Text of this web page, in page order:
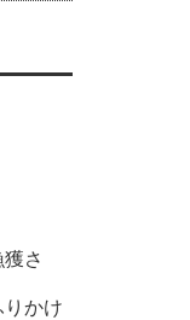
さ
かけ